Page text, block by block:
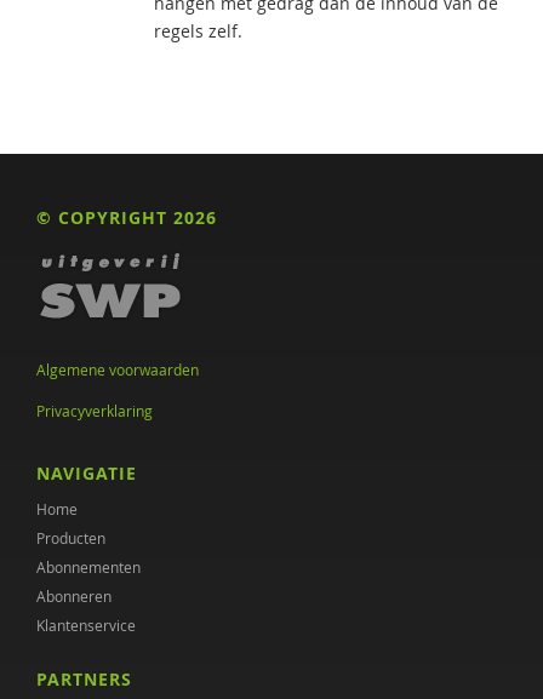
regels zelf.
© COPYRIGHT 2026
Algemene voorwaarden
Privacyverklaring
NAVIGATIE
Home
Producten
Abonnementen
Abonneren
Klantenservice
PARTNERS